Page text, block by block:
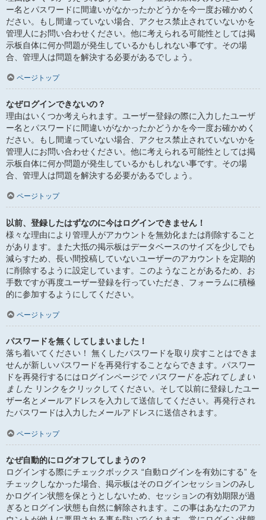
ー名とパスワードに間違いがなかったかどうかを今一度お確かめく
ださい。もし間違っていない場合、アクセス禁止されていないかを
管理人にお問い合わせください。他に考えられる可能性としては掲
示板自体に何か問題が発生しているかもしれない事です。その場
合、管理人は問題を解決する必要があるでしょう。
ページトップ
なぜログインできないの？
理由はいくつか考えられます。ユーザー登録の際に入力したユーザ
ー名とパスワードに間違いがなかったかどうかを今一度お確かめく
ださい。もし間違っていない場合、アクセス禁止されていないかを
管理人にお問い合わせください。他に考えられる可能性としては掲
示板自体に何か問題が発生しているかもしれない事です。その場
合、管理人は問題を解決する必要があるでしょう。
ページトップ
以前、登録したはずなのに今はログインできません！
様々な理由により管理人がアカウントを無効化または削除すること
があります。また大抵の掲示板はデータベースのサイズを少しでも
減らすため、長い間投稿していないユーザーのアカウントを定期的
に削除するように設定しています。このようなことがあるため、お
手数ですが再度ユーザー登録を行っていただき、フォーラムに積極
的に参加するようにしてください。
ページトップ
パスワードを無くしてしまいました！
落ち着いてください！ 無くしたパスワードを取り戻すことはできま
せんが新しいパスワードを再発行することならできます。パスワー
ドを再発行するにはログインページで パスワードを忘れてしまい
ました リンクをクリックしてください。そして以前に登録したユー
ザー名とメールアドレスを入力して送信してください。再発行され
たパスワードは入力したメールアドレスに送信されます。
ページトップ
なぜ自動的にログオフしてしまうの？
ログインする際にチェックボックス “自動ログインを有効にする” を
チェックしなかった場合、掲示板はそのログインセッションのみし
かログイン状態を保とうとしないため、セッションの有効期限が過
ぎるとログイン状態も自然に解除されます。この事はあなたのアカ